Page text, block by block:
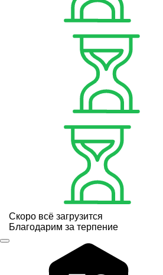
Скоро всё загрузится
Благодарим за терпение